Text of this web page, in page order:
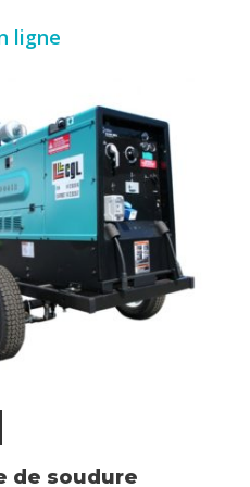
ligne
de soudure